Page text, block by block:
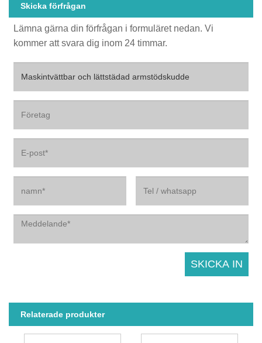
Skicka förfrågan
Lämna gärna din förfrågan i formuläret nedan. Vi
kommer att svara dig inom 24 timmar.
Relaterade produkter